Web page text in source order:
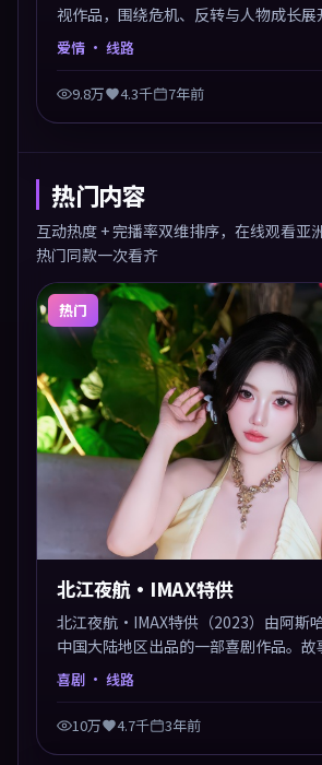
视作品，围绕危机、反转与人物成长展
凑，值得推荐观看。
爱情 · 线路
9.8万 4.3千 7年前
热门内容
互动热度 + 完播率双维排序，在线观看亚
热门同款一次看齐
热门
北江夜航·IMAX特供
北江夜航·IMAX特供（2023）由阿斯
中国大陆地区出品的一部喜剧作品。
入，人物在道德与生存之间反复摇摆，
火花四溅。
喜剧 · 线路
10万 4.7千 3年前